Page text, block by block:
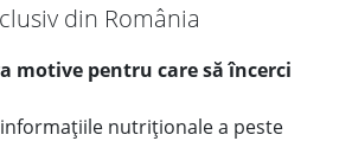
din România
motive pentru care să încerci
informațiile nutriționale a peste